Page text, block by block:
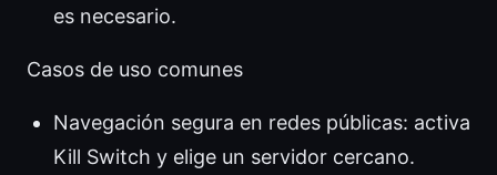
es necesario.
Casos de uso comunes
Navegación segura en redes públicas: activa
Kill Switch y elige un servidor cercano.